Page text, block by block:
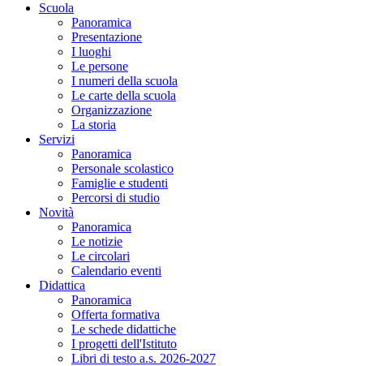
Scuola
Panoramica
Presentazione
I luoghi
Le persone
I numeri della scuola
Le carte della scuola
Organizzazione
La storia
Servizi
Panoramica
Personale scolastico
Famiglie e studenti
Percorsi di studio
Novità
Panoramica
Le notizie
Le circolari
Calendario eventi
Didattica
Panoramica
Offerta formativa
Le schede didattiche
I progetti dell'Istituto
Libri di testo a.s. 2026-2027